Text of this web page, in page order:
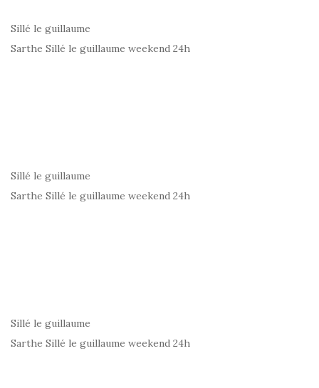
Sillé le guillaume
Sarthe Sillé le guillaume weekend 24h
Sillé le guillaume
Sarthe Sillé le guillaume weekend 24h
Sillé le guillaume
Sarthe Sillé le guillaume weekend 24h